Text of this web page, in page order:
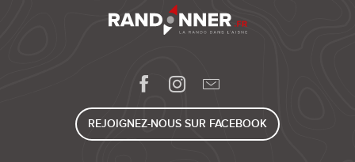
REJOIGNEZ-NOUS SUR FACEBOOK